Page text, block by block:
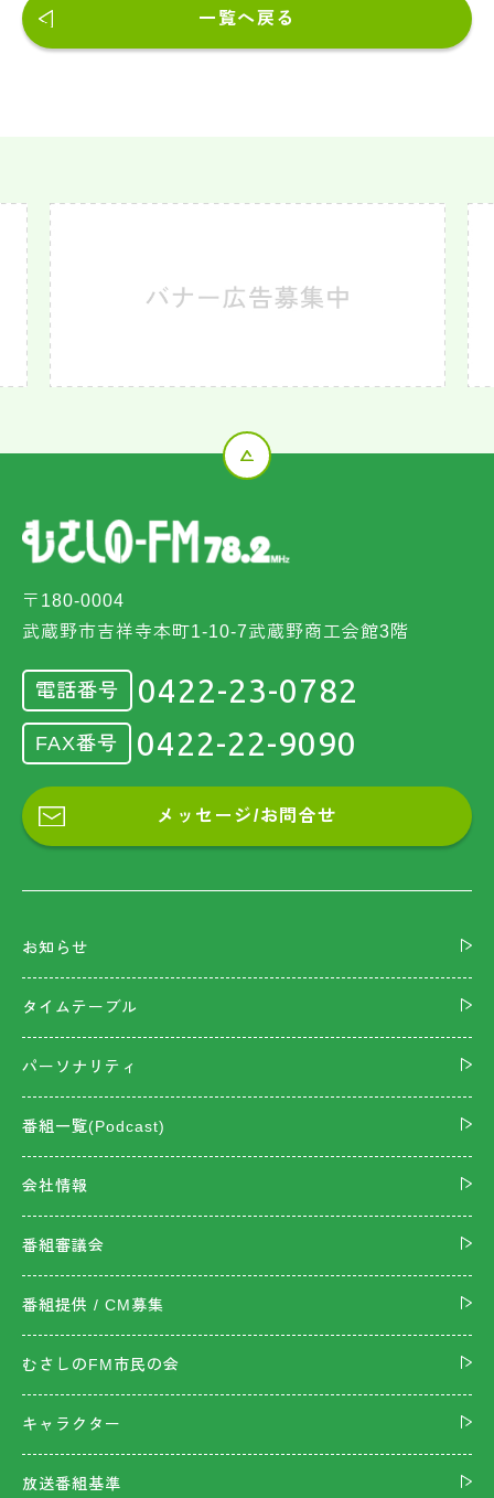
一覧へ戻る
〒180-0004
武蔵野市吉祥寺本町1-10-7武蔵野商工会館3階
電話番号 0422-23-0782
FAX番号 0422-22-9090
メッセージ/お問合せ
お知らせ
タイムテーブル
パーソナリティ
番組一覧(Podcast)
会社情報
番組審議会
番組提供 / CM募集
むさしのFM市民の会
キャラクター
放送番組基準